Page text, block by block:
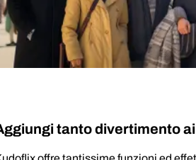
tanto divertimento